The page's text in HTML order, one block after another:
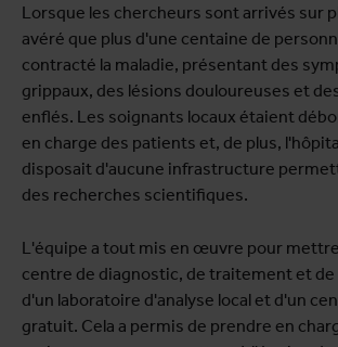
Lorsque les chercheurs sont arrivés sur
avéré que plus d'une centaine de
contracté la maladie, présentant des
grippaux, des lésions douloureuses et
enflés. Les soignants locaux étaient
en charge des patients et, de plus,
disposait d'aucune infrastructure
des recherches scientifiques.
L'équipe a tout mis en œuvre pour
centre de diagnostic, de traitement et
d'un laboratoire d'analyse local et d'un
gratuit. Cela a permis de prendre en